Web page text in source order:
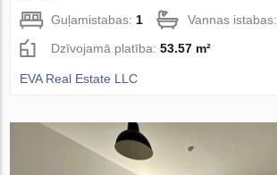
Guļamistabas: 1 Vannas istabas:
Dzīvojamā platība:53.57 m²
EVA Real Estate LLC